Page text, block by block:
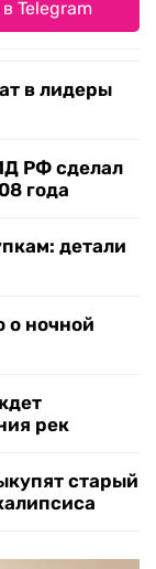
Telegram
в лидеры
РФ сделал
года
детали
о ночной
рек
старый